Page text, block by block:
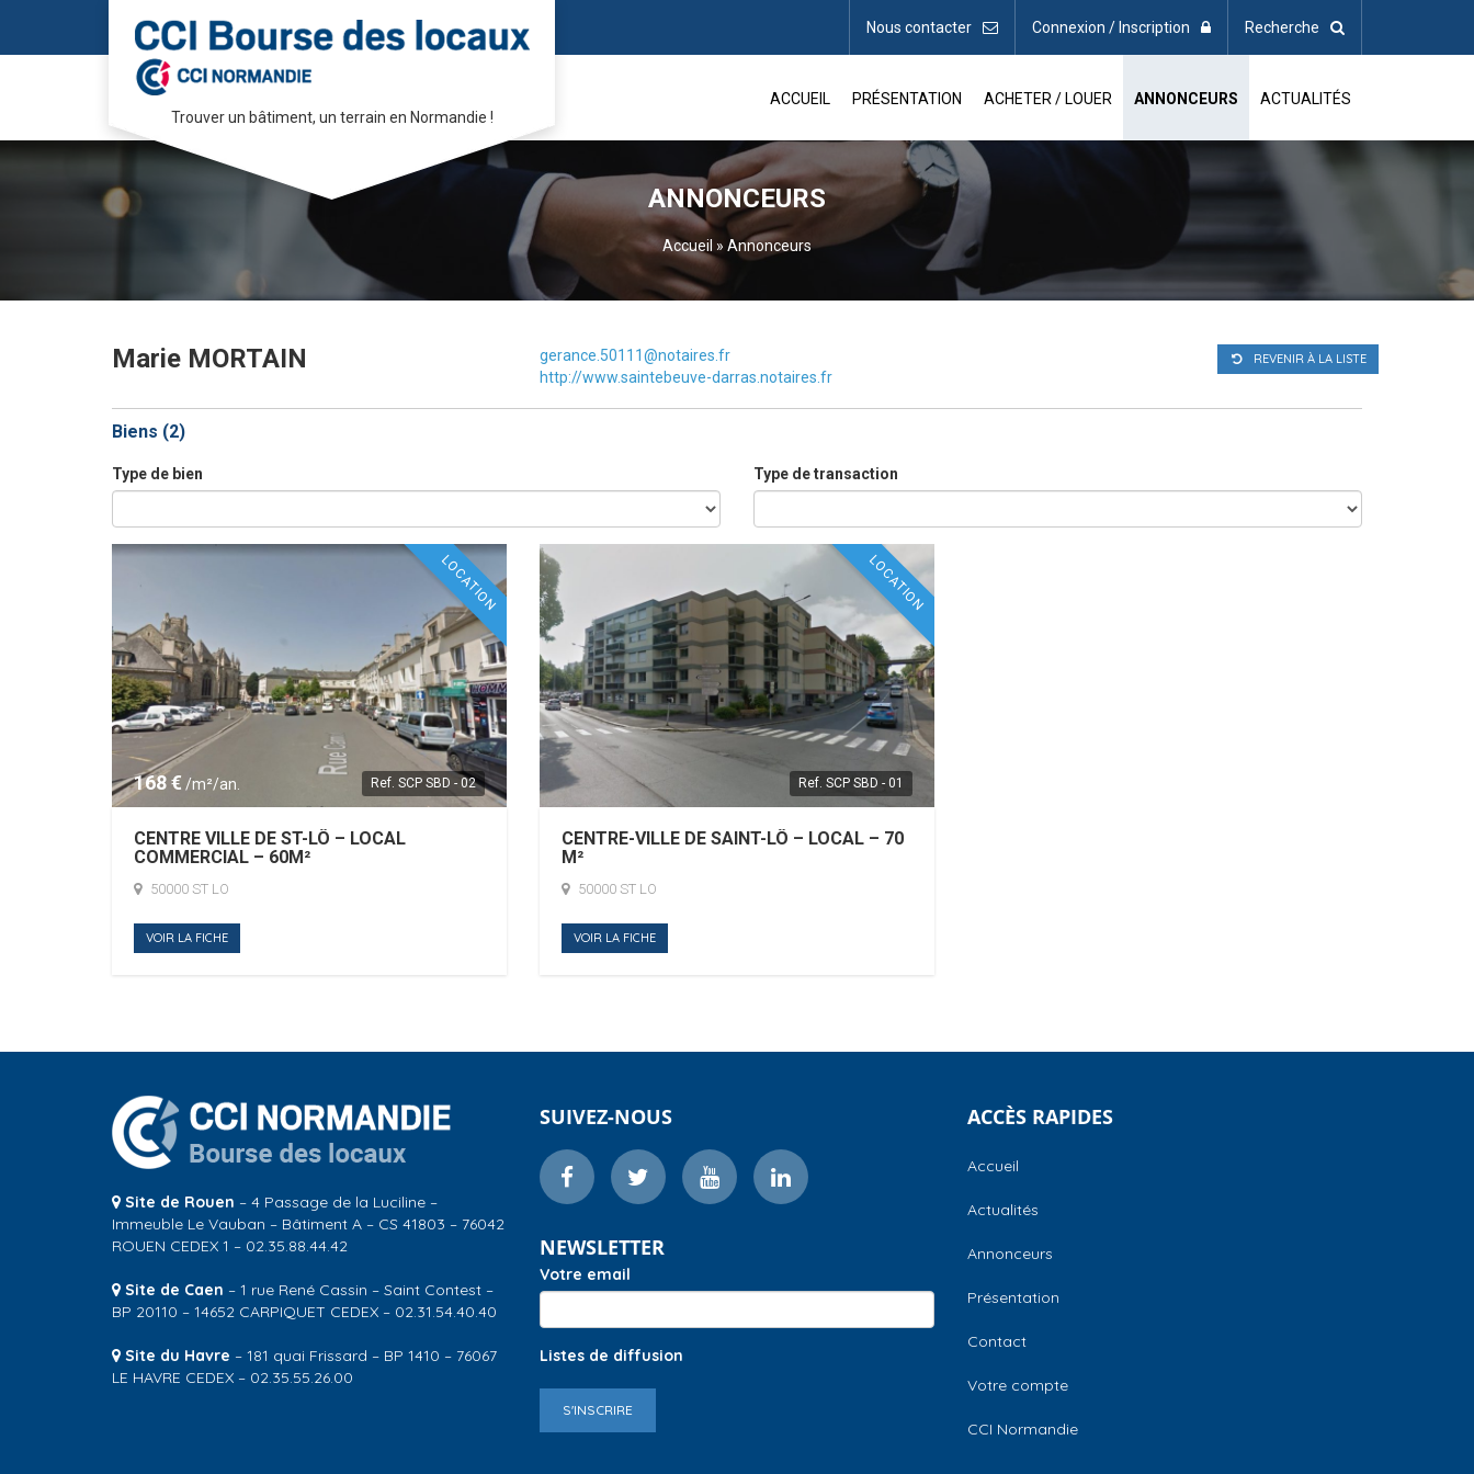
Nous contacter Connexion / Inscription Recherche
Trouver un bâtiment, un terrain en Normandie !
ACCUEIL PRÉSENTATION ACHETER / LOUER ANNONCEURS ACTUALITÉS
ANNONCEURS
Accueil » Annonceurs
REVENIR À LA LISTE
Marie MORTAIN
gerance.50111@notaires.fr
http://www.saintebeuve-darras.notaires.fr
Biens (2)
Type de bien Type de transaction
LOCATION
168 € /m²/an. Ref. SCP SBD - 02
CENTRE VILLE DE ST-LÔ – LOCAL
COMMERCIAL – 60M²
50000 ST LO
VOIR LA FICHE
LOCATION
Ref. SCP SBD - 01
CENTRE-VILLE DE SAINT-LÔ – LOCAL – 70
M²
50000 ST LO
VOIR LA FICHE
Site de Rouen – 4 Passage de la Luciline –
Immeuble Le Vauban – Bâtiment A – CS 41803 – 76042
ROUEN CEDEX 1 – 02.35.88.44.42
Site de Caen – 1 rue René Cassin – Saint Contest –
BP 20110 – 14652 CARPIQUET CEDEX – 02.31.54.40.40
Site du Havre – 181 quai Frissard – BP 1410 – 76067
LE HAVRE CEDEX – 02.35.55.26.00
SUIVEZ-NOUS
NEWSLETTER
Votre email
Listes de diffusion
S'INSCRIRE
ACCÈS RAPIDES
Accueil
Actualités
Annonceurs
Présentation
Contact
Votre compte
CCI Normandie